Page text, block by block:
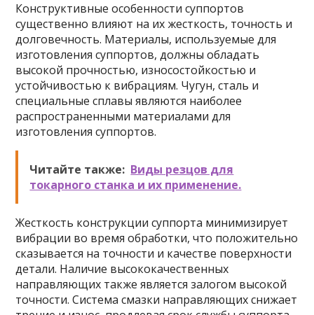
Конструктивные особенности суппортов
существенно влияют на их жесткость, точность и
долговечность. Материалы, используемые для
изготовления суппортов, должны обладать
высокой прочностью, износостойкостью и
устойчивостью к вибрациям. Чугун, сталь и
специальные сплавы являются наиболее
распространенными материалами для
изготовления суппортов.
Читайте также: Виды резцов для
токарного станка и их применение.
Жесткость конструкции суппорта минимизирует
вибрации во время обработки, что положительно
сказывается на точности и качестве поверхности
детали. Наличие высококачественных
направляющих также является залогом высокой
точности. Система смазки направляющих снижает